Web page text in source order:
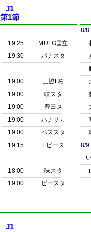
J1
第1節
19:25
MUFG国立
19:30
パナスタ
19:00
三協F柏
19:00
味スタ
19:00
豊田ス
19:00
ハナサカ
19:00
ベススタ
19:15
Eピース
18:00
味スタ
19:00 ピースタ
8/8
8/9
J1